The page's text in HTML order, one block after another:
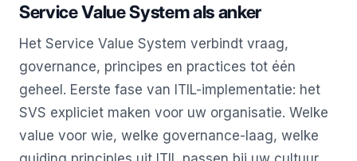
Service Value System als anker
Het Service Value System verbindt vraag,
governance, principes en practices tot één
geheel. Eerste fase van ITIL-implementatie: het
SVS expliciet maken voor uw organisatie. Welke
value voor wie, welke governance-laag, welke